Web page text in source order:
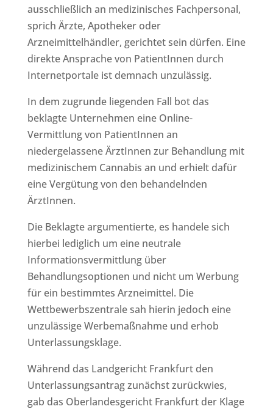
ausschließlich an medizinisches Fachpersonal,
sprich Ärzte, Apotheker oder
Arzneimittelhändler, gerichtet sein dürfen. Eine
direkte Ansprache von PatientInnen durch
Internetportale ist demnach unzulässig.
In dem zugrunde liegenden Fall bot das
beklagte Unternehmen eine Online-
Vermittlung von PatientInnen an
niedergelassene ÄrztInnen zur Behandlung mit
medizinischem Cannabis an und erhielt dafür
eine Vergütung von den behandelnden
ÄrztInnen.
Die Beklagte argumentierte, es handele sich
hierbei lediglich um eine neutrale
Informationsvermittlung über
Behandlungsoptionen und nicht um Werbung
für ein bestimmtes Arzneimittel. Die
Wettbewerbszentrale sah hierin jedoch eine
unzulässige Werbemaßnahme und erhob
Unterlassungsklage.
Während das Landgericht Frankfurt den
Unterlassungsantrag zunächst zurückwies,
gab das Oberlandesgericht Frankfurt der Klage